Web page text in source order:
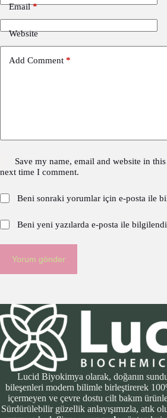
Email*
Website
Add Comment *
Save my name, email and website in
next time I comment.
Beni sonraki yorumlar için e-posta ile
Beni yeni yazılarda e-posta ile
Yorum gönder
Lucid Biyokimya olarak, doğanın
bileşenleri modern bilimle birleştirerek
içermeyen ve çevre dostu cilt bakım
Sürdürülebilir güzellik anlayışımızla, atık